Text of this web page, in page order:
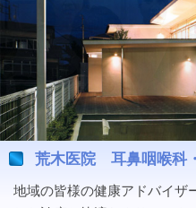
荒木医院 耳鼻咽喉科
地域の皆様の健康アドバイザ